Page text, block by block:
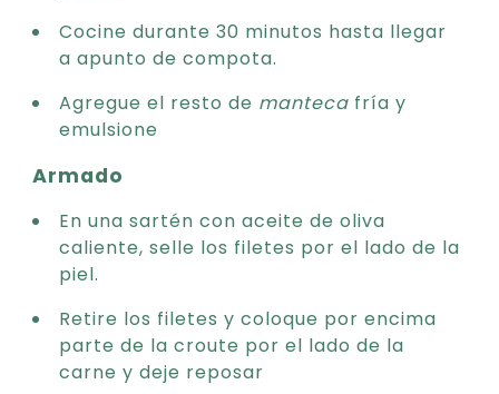
Cocine durante 30 minutos hasta llegar
a apunto de compota.
Agregue el resto de manteca fría y
emulsione
Armado
En una sartén con aceite de oliva
caliente, selle los filetes por el lado de la
piel.
Retire los filetes y coloque por encima
parte de la croute por el lado de la
carne y deje reposar